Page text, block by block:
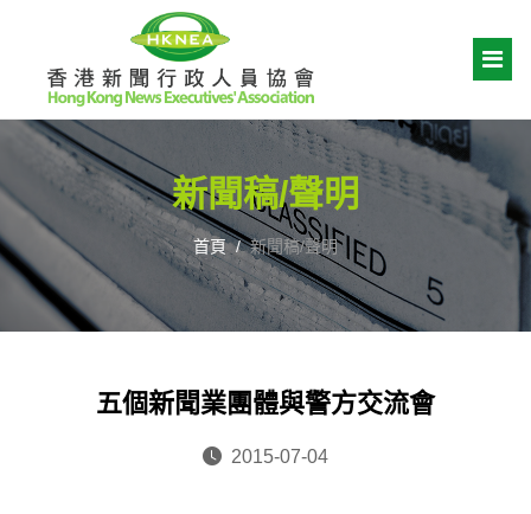
新聞稿/聲明
首頁 新聞稿/聲明
五個新聞業團體與警方交流會
2015-07-04